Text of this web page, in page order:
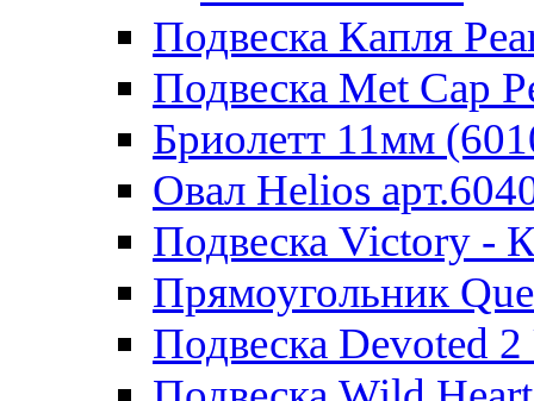
Подвеска Капля
Подвеска Met Cap
Бриолетт 11мм
Овал Helios
Подвеска Victory -
Прямоугольник
Подвеска Devoted